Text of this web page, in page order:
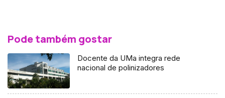
Pode também gostar
Docente da UMa integra rede
nacional de polinizadores